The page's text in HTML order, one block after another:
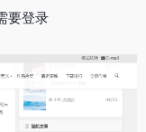
要登录